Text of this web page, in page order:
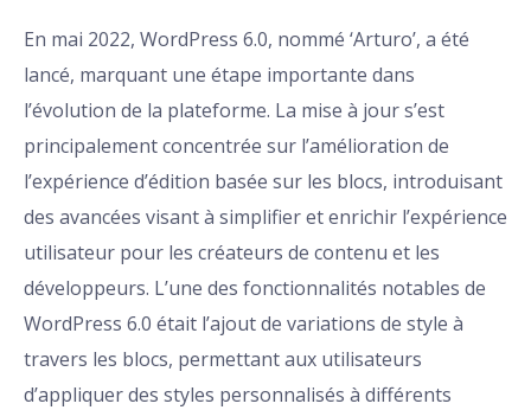
En mai 2022, WordPress 6.0, nommé ‘Arturo’, a été
lancé, marquant une étape importante dans
l’évolution de la plateforme. La mise à jour s’est
principalement concentrée sur l’amélioration de
l’expérience d’édition basée sur les blocs, introduisant
des avancées visant à simplifier et enrichir l’expérience
utilisateur pour les créateurs de contenu et les
développeurs. L’une des fonctionnalités notables de
WordPress 6.0 était l’ajout de variations de style à
travers les blocs, permettant aux utilisateurs
d’appliquer des styles personnalisés à différents